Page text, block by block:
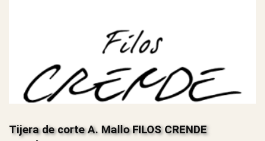
Tijera de corte A. Mallo FILOS CRENDE